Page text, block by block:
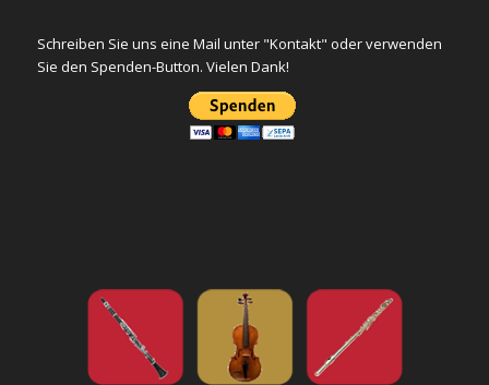
Schreiben Sie uns eine Mail unter "Kontakt" oder verwenden
Sie den Spenden-Button. Vielen Dank!